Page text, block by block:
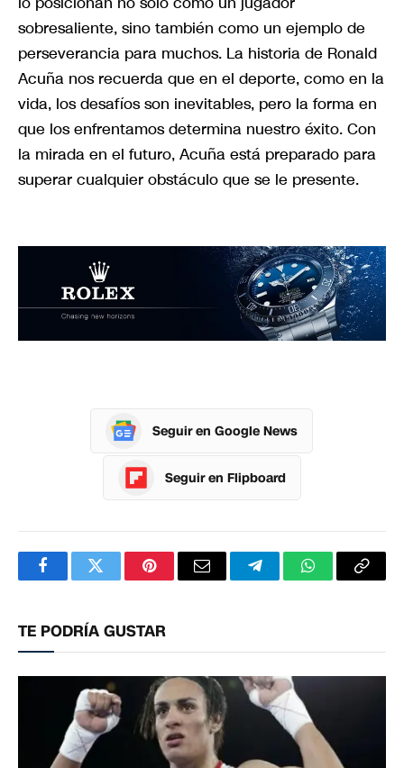
sobresaliente, sino también como un ejemplo de
perseverancia para muchos. La historia de Ronald
Acuña nos recuerda que en el deporte, como en la
vida, los desafíos son inevitables, pero la forma en
que los enfrentamos determina nuestro éxito. Con
la mirada en el futuro, Acuña está preparado para
superar cualquier obstáculo que se le presente.
Seguir en Google News
Seguir en Flipboard
FacebookTwitterPinterestCorreoTelegramWhatsApp
TE PODRÍA GUSTAR